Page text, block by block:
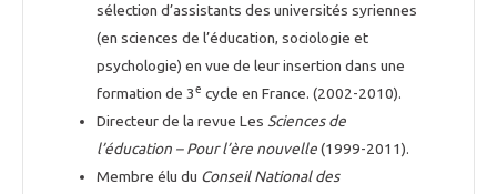
sélection d’assistants des universités syriennes
(en sciences de l’éducation, sociologie et
psychologie) en vue de leur insertion dans une
formation de 3e cycle en France. (2002-2010).
Directeur de la revue LesSciences de
l’éducation – Pour l’ère nouvelle(1999-2011).
Membre élu du Conseil National des